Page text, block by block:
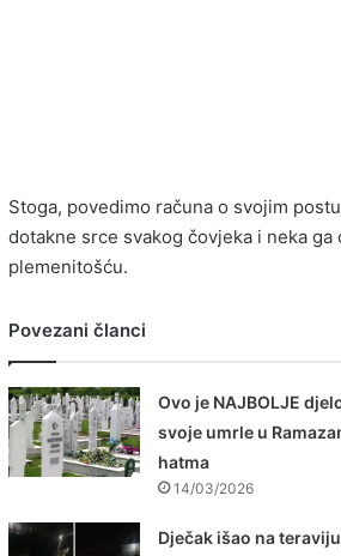
Stoga, povedimo računa o svojim
dotakne srce svakog čovjeka i neka ga
plemenitošću.
Povezani članci
Ovo je NAJBOLJE
svoje umrle u
hatma
14/03/2026
Dječak išao na